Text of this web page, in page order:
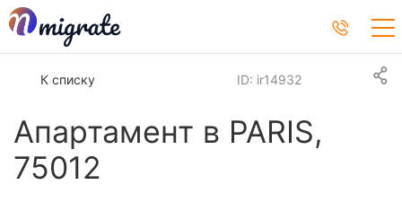
К списку
Апартамент в PARIS,
75012
ID: ir14932